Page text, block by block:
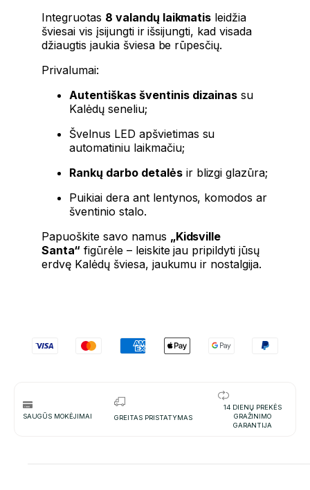
Integruotas 8 valandų laikmatis leidžia
šviesai vis įsijungti ir išsijungti, kad visada
džiaugtis jaukia šviesa be rūpesčių.
Privalumai:
Autentiškas šventinis dizainas su
Kalėdų seneliu;
Švelnus LED apšvietimas su
automatiniu laikmačiu;
Rankų darbo detalėsir blizgi glazūra;
Puikiai dera ant lentynos, komodos ar
šventinio stalo.
Papuoškite savo namus „Kidsville
Santa“ figūrėle – leiskite jau pripildyti jūsų
erdvę Kalėdų šviesa, jaukumu ir nostalgija.
SAUGŪS MOKĖJIMAI GREITAS PRISTATYMAS
14 DIENŲ PREKĖS
GRAŽINIMO
GARANTIJA